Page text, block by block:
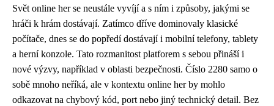
Svět online her se neustále vyvíjí a s ním i způsoby, jakými se
hráči k hrám dostávají. Zatímco dříve dominovaly klasické
počítače, dnes se do popředí dostávají i mobilní telefony, tablety
a herní konzole. Tato rozmanitost platforem s sebou přináší i
nové výzvy, například v oblasti bezpečnosti. Číslo 2280 samo o
sobě mnoho neříká, ale v kontextu online her by mohlo
odkazovat na chybový kód, port nebo jiný technický detail. Bez